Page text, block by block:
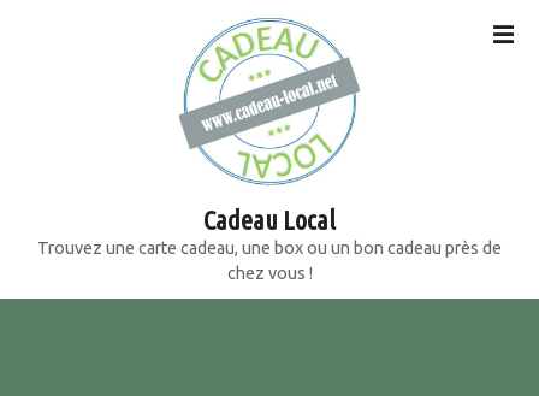
e
Cadeau Local
Trouvez une carte cadeau, une box ou un bon cadeau près de
chez vous !